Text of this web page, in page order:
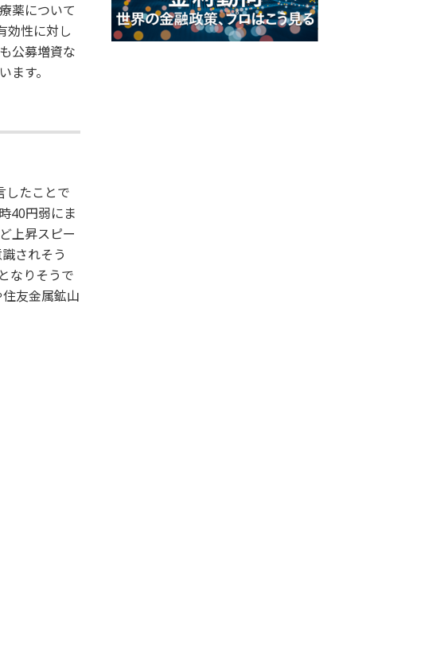
薬について
効性に対し
公募増資な
す。
したことで
40円弱にま
上昇スピー
されそう
なりそうで
住友金属鉱山